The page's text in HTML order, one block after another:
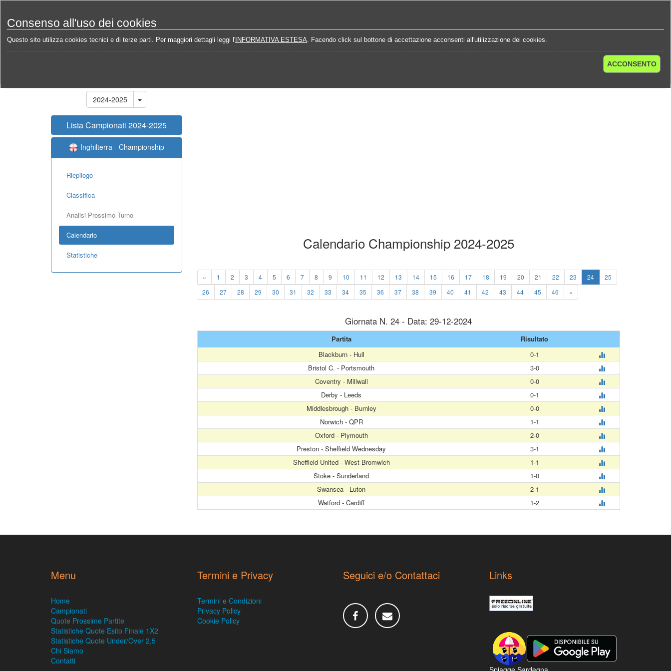
Consenso all'uso dei cookies
Questo sito utilizza cookies tecnici e di terze parti. Per maggiori dettagli leggi l' INFORMATIVA ESTESA. Facendo click sul bottone di accettazione acconsenti all'utilizzazione dei cookies.
ACCONSENTO
Home Campionati Inghilterra - Championship 2024-2025 Calendario
2024-2025
Lista Campionati 2024-2025
Inghilterra - Championship
Riepilogo
Classifica
Analisi Prossimo Turno
Calendario
Statistiche
Calendario Championship 2024-2025
« 1 2 3 4 5 6 7 8 9 10 11 12 13 14 15 16 17 18 19 20 21 22 23 24
25
26
27 28 29 30 31 32 33 34 35 36 37 38 39 40 41 42 43 44 45 46 »
Giornata N. 24 - Data: 29-12-2024
Partita
Risultato
Blackburn - Hull
0-1
Bristol C. - Portsmouth
3-0
Coventry - Millwall
0-0
Derby - Leeds
0-1
Middlesbrough - Burnley
0-0
Norwich - QPR
1-1
Oxford - Plymouth
2-0
Preston - Sheffield Wednesday
3-1
Sheffield United - West Bromwich
1-1
Stoke - Sunderland
1-0
Swansea - Luton
2-1
Watford - Cardiff
1-2
Menu
Home
Campionati
Quote Prossime Partite
Statistiche Quote Esito Finale 1X2
Statistiche Quote Under/Over 2,5
Chi Siamo
Contatti
Termini e Privacy
Termini e Condizioni
Privacy Policy
Cookie Policy
Seguici e/o Contattaci Links